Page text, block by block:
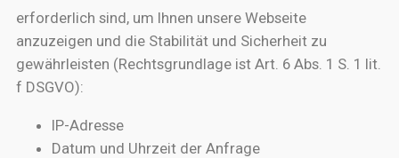
erforderlich sind, um Ihnen unsere Webseite
anzuzeigen und die Stabilität und Sicherheit zu
gewährleisten (Rechtsgrundlage ist Art. 6 Abs. 1 S. 1 lit.
f DSGVO):
IP-Adresse
Datum und Uhrzeit der Anfrage